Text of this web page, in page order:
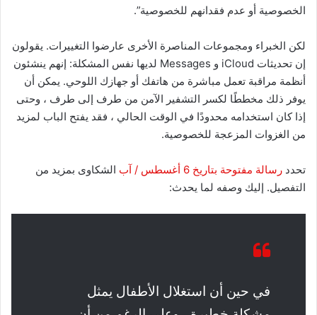
الخصوصية أو عدم فقدانهم للخصوصية”.
لكن الخبراء ومجموعات المناصرة الأخرى عارضوا التغييرات. يقولون
إن تحديثات iCloud و Messages لديها نفس المشكلة: إنهم ينشئون
أنظمة مراقبة تعمل مباشرة من هاتفك أو جهازك اللوحي. يمكن أن
يوفر ذلك مخططًا لكسر التشفير الآمن من طرف إلى طرف ، وحتى
إذا كان استخدامه محدودًا في الوقت الحالي ، فقد يفتح الباب لمزيد
من الغزوات المزعجة للخصوصية.
تحدد رسالة مفتوحة بتاريخ 6 أغسطس / آب
الشكاوى بمزيد من
التفصيل. إليك وصفه لما يحدث:
في حين أن استغلال الأطفال يمثل